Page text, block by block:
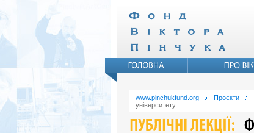
www.pinchukfund.org Проєкти
університету